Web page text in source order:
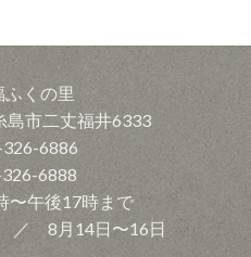
くの里
島市二丈福井6333
6886
6888
〜午後17時まで
／ 8月14日〜16日